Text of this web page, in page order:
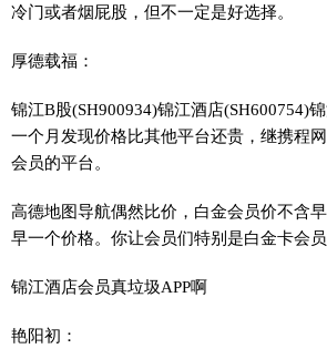
冷门或者烟屁股，但不一定是好选择。
厚德载福：
锦江B股(SH900934)锦江酒店(SH600754)
一个月发现价格比其他平台还贵，继携程
会员的平台。
高德地图导航偶然比价，白金会员价不含
早一个价格。你让会员们特别是白金卡会
锦江酒店会员真垃圾APP啊
艳阳初：